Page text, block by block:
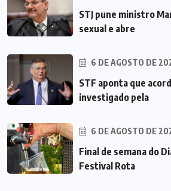
STJ pune ministro
sexual e abre
6 DE AGOSTO DE
STF aponta que
investigado pela
6 DE AGOSTO DE
Final de semana do
Festival Rota